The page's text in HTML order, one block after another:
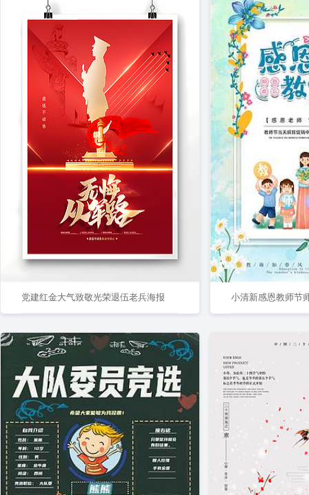
党建红金大气致敬光荣退伍老兵海报